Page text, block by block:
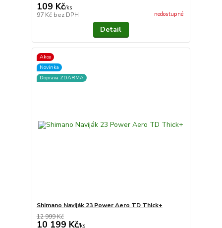
109 Kč/ks
97 Kč bez DPH nedostupné
Detail
Akce
Novinka
Doprava ZDARMA
Shimano Naviják 23 Power Aero TD Thick+
12 999 Kč
10 199 Kč/ks